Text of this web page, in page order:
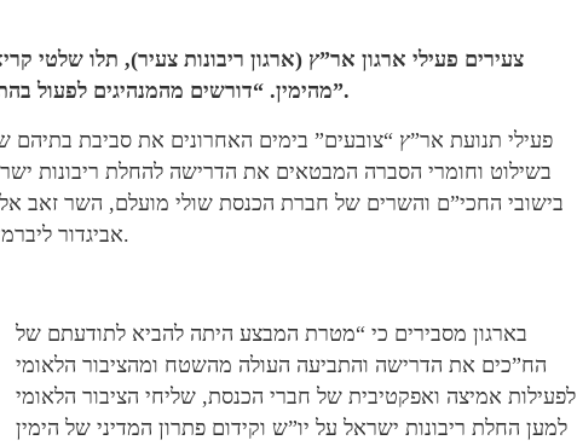
צעירים פעילי ארגון אר”ץ (ארגון ריבונות צעיר), תלו שלטי
מהימין. “דורשים מהמנהיגים לפעוליהם ולתביעת העם ששלח אותם”.
פעילי תנועת אר”ץ “צובעים” בימים האחרונים את סביבת
בשילוט וחומרי הסברה המבטאים את הדרישה להחלת ריבונות
בישובי החכי”ם והשרים של חברת הכנסת שולי מועלם, השר זאב
אביגדור ליברמן, שר החקלאות אורי אריאל וביישובים נוספים.
בארגון מסבירים כי “מטרת המבצע היתה להביא לתודעתם של
הח”כים את הדרישה והתביעה העולה מהשטח ומהציבור הלאומי
לפעילות אמיצה ואפקטיבית של חברי הכנסת, שליחי הציבור הלאומי
למען החלת ריבונות ישראל על יו”ש וקידום פתרון המדיני של הימין